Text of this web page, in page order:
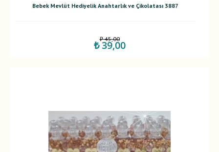
Bebek Mevlüt Hediyelik Anahtarlık ve Çikolatası 3887
₺ 45,00
₺ 39,00